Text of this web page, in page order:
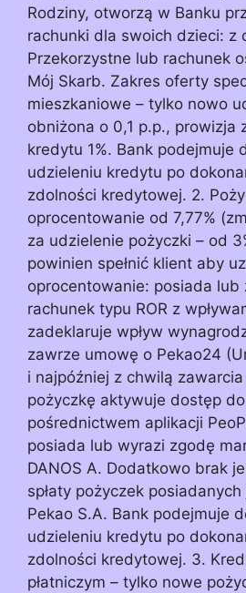
Rodziny, otworzą w Banku
rachunki dla swoich dzieci: z
Przekorzystne lub rachunek
Mój Skarb. Zakres oferty
mieszkaniowe – tylko nowo
obniżona o 0,1 p.p., prowizja
kredytu 1%. Bank podejmuje
udzieleniu kredytu po
zdolności kredytowej. 2.
oprocentowanie od 7,77%
za udzielenie pożyczki – od
powinien spełnić klient aby
oprocentowanie: posiada lub
rachunek typu ROR z
zadeklaruje wpływ
zawrze umowę o Pekao24
i najpóźniej z chwilą
pożyczkę aktywuje dostęp
pośrednictwem aplikacji
posiada lub wyrazi zgodę
DANOS A. Dodatkowo brak
spłaty pożyczek
Pekao S.A. Bank podejmuje
udzieleniu kredytu po
zdolności kredytowej. 3.
płatniczym – tylko nowe